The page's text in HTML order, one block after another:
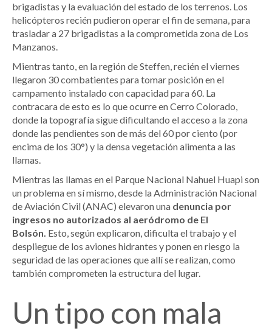
brigadistas y la evaluación del estado de los terrenos. Los
helicópteros recién pudieron operar el fin de semana, para
trasladar a 27 brigadistas a la comprometida zona de Los
Manzanos.
Mientras tanto, en la región de Steffen, recién el viernes
llegaron 30 combatientes para tomar posición en el
campamento instalado con capacidad para 60. La
contracara de esto es lo que ocurre en Cerro Colorado,
donde la topografía sigue dificultando el acceso a la zona
donde las pendientes son de más del 60 por ciento (por
encima de los 30°) y la densa vegetación alimenta a las
llamas.
Mientras las llamas en el Parque Nacional Nahuel Huapi son
un problema en sí mismo, desde la Administración Nacional
de Aviación Civil (ANAC) elevaron una denuncia por
ingresos no autorizados al aeródromo de El
Bolsón. Esto, según explicaron, dificulta el trabajo y el
despliegue de los aviones hidrantes y ponen en riesgo la
seguridad de las operaciones que allí se realizan, como
también comprometen la estructura del lugar.
Un tipo con mala